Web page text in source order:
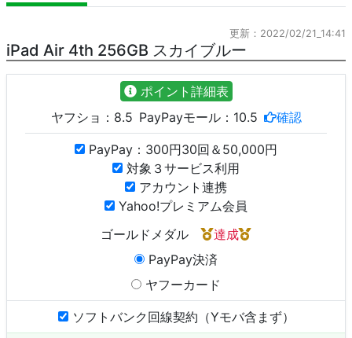
更新：2022/02/21_14:41
iPad Air 4th 256GB スカイブルー
ポイント詳細表
ヤフショ： 8.5 PayPayモール： 10.5 確認
PayPay：300円30回＆50,000円
対象３サービス利用
アカウント連携
Yahoo!プレミアム会員
ゴールドメダル
達成
PayPay決済
ヤフーカード
ソフトバンク回線契約（Yモバ含まず）